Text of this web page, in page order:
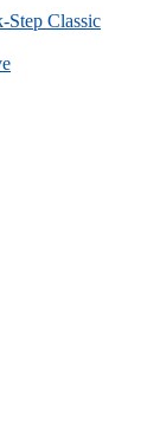
Step​ Classic